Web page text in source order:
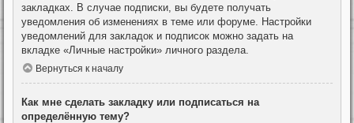
закладках. В случае подписки, вы будете получать
уведомления об изменениях в теме или форуме. Настройки
уведомлений для закладок и подписок можно задать на
вкладке «Личные настройки» личного раздела.
Вернуться к началу
Как мне сделать закладку или подписаться на
определённую тему?